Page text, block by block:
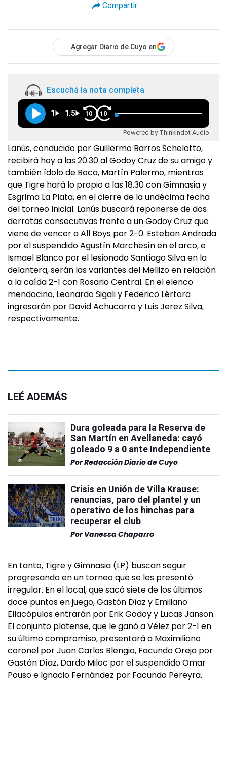
Compartir
Agregar Diario de Cuyo en
Escuchá la nota completa
1 1.5 10 10
Powered by Thinkindot Audio
Lanús, conducido por Guillermo Barros Schelotto,
recibirá hoy a las 20.30 al Godoy Cruz de su amigo y
también ídolo de Boca, Martín Palermo, mientras
que Tigre hará lo propio a las 18.30 con Gimnasia y
Esgrima La Plata, en el cierre de la undécima fecha
del torneo Inicial. Lanús buscará reponerse de dos
derrotas consecutivas frente a un Godoy Cruz que
viene de vencer a All Boys por 2-0. Esteban Andrada
por el suspendido Agustín Marchesín en el arco, e
Ismael Blanco por el lesionado Santiago Silva en la
delantera, serán las variantes del Mellizo en relación
a la caída 2-1 con Rosario Central. En el elenco
mendocino, Leonardo Sigali y Federico Lértora
ingresarán por David Achucarro y Luis Jerez Silva,
respectivamente.
LEÉ ADEMÁS
Dura goleada para la Reserva de
San Martín en Avellaneda: cayó
goleado 9 a 0 ante Independiente
PorRedacción Diario de Cuyo
Crisis en Unión de Villa Krause:
renuncias, paro del plantel y un
operativo de los hinchas para
recuperar el club
Por Vanessa Chaparro
En tanto, Tigre y Gimnasia (LP) buscan seguir
progresando en un torneo que se les presentó
irregular. En el local, que sacó siete de los últimos
doce puntos en juego, Gastón Díaz y Emiliano
Ellacópulos entrarán por Erik Godoy y Lucas Janson.
El conjunto platense, que le ganó a Vélez por 2-1 en
su último compromiso, presentará a Maximiliano
coronel por Juan Carlos Blengio, Facundo Oreja por
Gastón Díaz, Dardo Miloc por el suspendido Omar
Pouso e Ignacio Fernández por Facundo Pereyra.